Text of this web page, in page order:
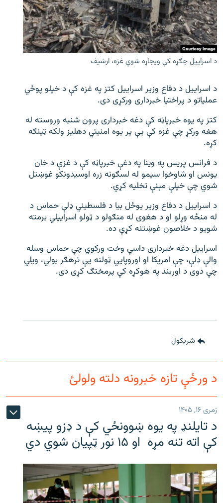
اړیکه
دري پاڼه
Azadi English
د ازادې اروپا/ ازادي راډيو ټولې پاڼې
د اسراییل جګړه کې ویجاړه شوې غزه، ارشیف
د اسراییل د دفاع وزیر اسراییل کتز په غزه کې د خپلو پوځي
عملیاتو د پراختیا خبرداری ورکړی دی.
کتز په یوه خبرپاڼه کې دغه خبرداری پرون شنبه وروسته له
هغه ورکړ چې غزه کې يې پر یوه امنیتي دهلیز ولکه ټینګه
کړه.
د فرانس پریس په وینا په دغې خبرپاڼه کې د غزې د خان
یونس او شاوخوا سیمو له لسګونه زره اوسیدونکو غوښتل
شوي چې خپلې مېنې تخلیه کړي.
د اسراییل د دفاع وزیر یوځل بیا د فلسطیني ډلې حماس د
له منځه وړلو او د هغوی له منګولو د ټولو اسراییلي برمته
شویو د خلاصون غوښتنه کړې ده.
اسراییل دغه خبرداری داسې وخت ورکوي چې حماس وسله
والې ډلې، چې امریکا او اوروپایي ټولنه یې ترهګر بولي، ویلي
چې دوی د اوربند په هوکړه کې پرمختګ کړی دی.
شريکول
د ورځې تازه خبرونه دلته ولولئ
زمری ۱۶, ۱۴۰۵
د تایلنډ په یوه ښوونځي کې د ډزو پیښه
کې اته تنه مړه او ۱۵ نور ټپیان شوي دي